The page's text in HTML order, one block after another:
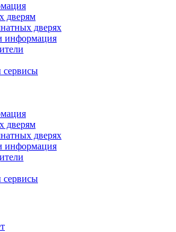
дверям
дверях
информация
сервисы
дверям
дверях
информация
сервисы